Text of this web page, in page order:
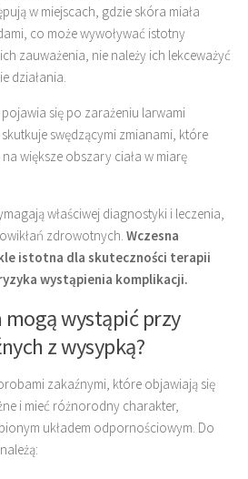
w miejscach, gdzie skóra miała
co może wywoływać istotny
zauważenia, nie należy ich lekceważyć
działania.
pojawia się po zarażeniu larwami
swędzącymi zmianami, które
większe obszary ciała w miarę
właściwej diagnostyki i leczenia,
zdrowotnych. Wczesna
istotna dla skuteczności terapii
wystąpienia komplikacji.
mogą wystąpić przy
z wysypką?
zakaźnymi, które objawiają się
i mieć różnorodny charakter,
układem odpornościowym. Do